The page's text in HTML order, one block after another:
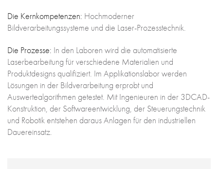
Die Kernkompetenzen: Hochmoderner
Bildverarbeitungssysteme und die Laser-Prozesstechnik.
Die Prozesse: In den Laboren wird die automatisierte
Laserbearbeitung für verschiedene Materialien und
Produktdesigns qualifiziert. Im Applikationslabor werden
Lösungen in der Bildverarbeitung erprobt und
Auswertealgorithmen getestet. Mit Ingenieuren in der 3DCAD-
Konstruktion, der Softwareentwicklung, der Steuerungstechnik
und Robotik entstehen daraus Anlagen für den industriellen
Dauereinsatz.